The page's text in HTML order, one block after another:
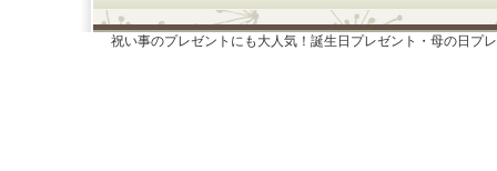
祝い事のプレゼントにも大人気！誕生日プレゼント・母の日プ